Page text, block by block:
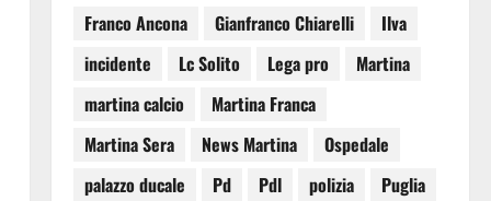
Franco Ancona
Gianfranco Chiarelli
Ilva
incidente
Lc Solito Lega pro
Martina
martina calcio
Martina Franca
Martina Sera
News Martina
Ospedale
palazzo ducale
Pd Pdl polizia
Puglia